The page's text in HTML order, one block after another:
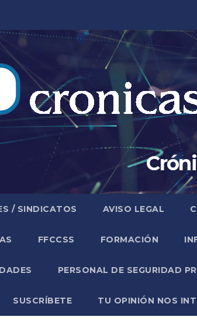
/ SINDICATOS AVISO LEGAL
FFCCSS FORMACIÓN
PERSONAL DE SEGURIDAD
SUSCRÍBETE TU OPINIÓN NOS